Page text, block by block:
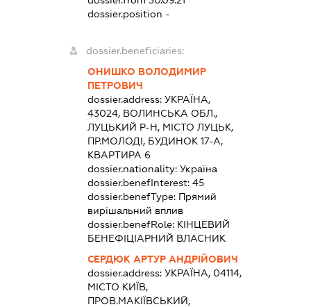
dossier.position -
dossier.beneficiaries:
ОНИШКО ВОЛОДИМИР
ПЕТРОВИЧ
dossier.address:УКРАЇНА,
43024, ВОЛИНСЬКА ОБЛ.,
ЛУЦЬКИЙ Р-Н, МІСТО ЛУЦЬК,
ПР.МОЛОДІ, БУДИНОК 17-А,
КВАРТИРА 6
dossier.nationality:Україна
dossier.benefInterest:45
dossier.benefType: Прямий
вирішальний вплив
dossier.benefRole: КІНЦЕВИЙ
БЕНЕФІЦІАРНИЙ ВЛАСНИК
СЕРДЮК АРТУР АНДРІЙОВИЧ
dossier.address:УКРАЇНА, 04114,
МІСТО КИЇВ,
ПРОВ.МАКІЇВСЬКИЙ,